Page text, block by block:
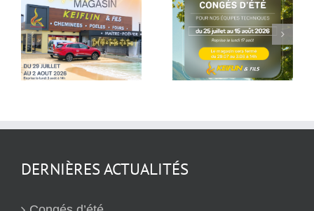
Pause estivale
pour nos équipes
techniques
Dernières
réalisation
DERNIÈRES ACTUALITÉS